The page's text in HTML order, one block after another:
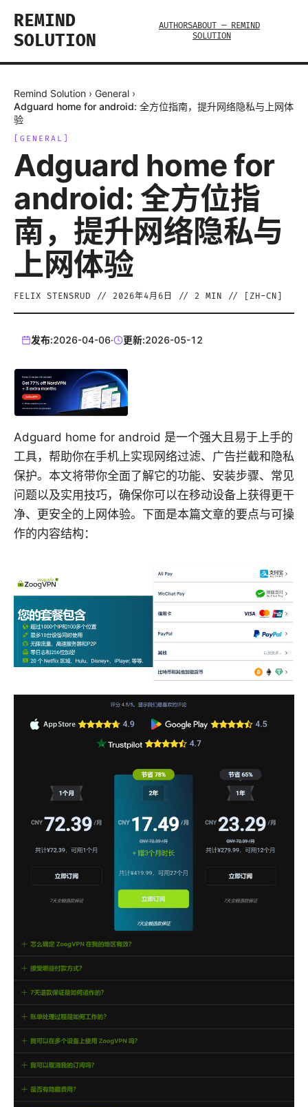
REMIND
SOLUTION
AUTHORSABOUT — REMIND
SOLUTION
Remind Solution › General ›
Adguard home for android: 全方位指南，提升网络隐私与上网体
验
GENERAL
Adguard home for
android: 全方位指
南，提升网络隐私与
上网体验
FELIX STENSRUD // 2026年4月6日 // 2 MIN // [ ZH-CN
发布:2026-04-06· 更新:2026-05-12
Adguard home for android 是一个强大且易于上手的
工具，帮助你在手机上实现网络过滤、广告拦截和隐私
保护。本文将带你全面了解它的功能、安装步骤、常见
问题以及实用技巧，确保你可以在移动设备上获得更干
净、更安全的上网体验。下面是本篇文章的要点与可操
作的内容结构：